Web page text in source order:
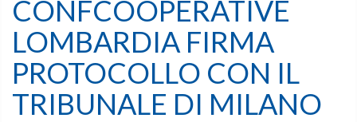
CONFCOOPERATIVE
LOMBARDIA FIRMA
PROTOCOLLO CON IL
TRIBUNALE DI MILANO